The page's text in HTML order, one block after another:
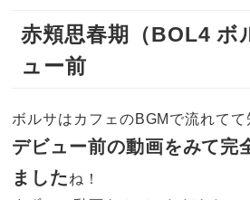
赤頬思春期（BOL4 ボ
ュー前
ボルサはカフェのBGMで流れてて
デビュー前の動画をみて完
ましたね！